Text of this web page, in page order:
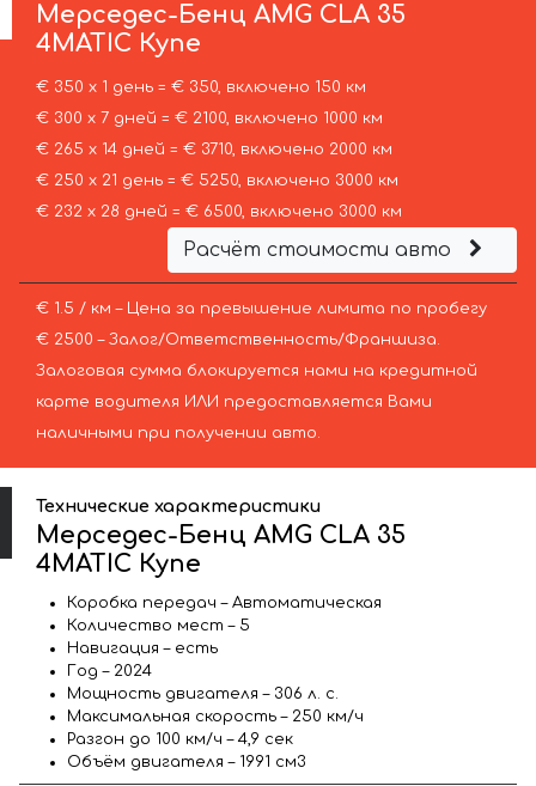
Мерседес-Бенц AMG CLA 35
4MATIC Купе
€ 350 х 1 день = € 350, включено 150 км
€ 300 х 7 дней = € 2100, включено 1000 км
€ 265 х 14 дней = € 3710, включено 2000 км
€ 250 х 21 день = € 5250, включено 3000 км
€ 232 х 28 дней = € 6500, включено 3000 км
Расчёт стоимости авто
€ 1.5 / км – Цена за превышение лимита по пробегу
€ 2500 – Залог/Ответственность/Франшиза.
Залоговая сумма блокируется нами на кредитной
карте водителя ИЛИ предоставляется Вами
наличными при получении авто.
Технические характеристики
Мерседес-Бенц AMG CLA 35
4MATIC Купе
Коробка передач – Автоматическая
Количество мест – 5
Навигация – есть
Год – 2024
Мощность двигателя – 306 л. с.
Максимальная скорость – 250 км/ч
Разгон до 100 км/ч – 4,9 сек
Объём двигателя – 1991 см3